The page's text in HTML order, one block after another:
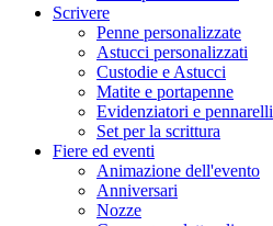
Scrivere
Penne personalizzate
Astucci personalizzati
Custodie e Astucci
Matite e portapenne
Evidenziatori e pennarelli
Set per la scrittura
Fiere ed eventi
Animazione dell'evento
Anniversari
Nozze